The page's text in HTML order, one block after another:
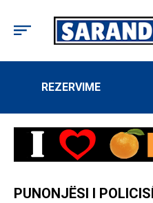
REZERVIME
PUNONJËSI I